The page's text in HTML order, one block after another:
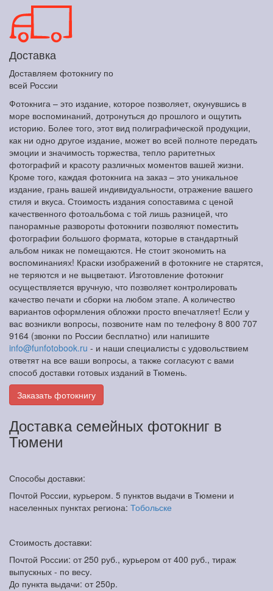
Доставка
Доставляем фотокнигу по
всей России
Фотокнига – это издание, которое позволяет, окунувшись в
море воспоминаний, дотронуться до прошлого и ощутить
историю. Более того, этот вид полиграфической продукции,
как ни одно другое издание, может во всей полноте передать
эмоции и значимость торжества, тепло раритетных
фотографий и красоту различных моментов вашей жизни.
Кроме того, каждая фотокнига на заказ – это уникальное
издание, грань вашей индивидуальности, отражение вашего
стиля и вкуса. Стоимость издания сопоставима с ценой
качественного фотоальбома с той лишь разницей, что
панорамные развороты фотокниги позволяют поместить
фотографии большого формата, которые в стандартный
альбом никак не помещаются. Не стоит экономить на
воспоминаниях! Краски изображений в фотокниге не старятся,
не теряются и не выцветают. Изготовление фотокниг
осуществляется вручную, что позволяет контролировать
качество печати и сборки на любом этапе. А количество
вариантов оформления обложки просто впечатляет! Если у
вас возникли вопросы, позвоните нам по телефону 8 800 707
9164 (звонки по России бесплатно) или напишите
info@funfotobook.ru - и наши специалисты с удовольствием
ответят на все ваши вопросы, а также согласуют с вами
способ доставки готовых изданий в Тюмень.
Заказать фотокнигу
Доставка семейных фотокниг в
Тюмени
Способы доставки:
Почтой России, курьером. 5 пунктов выдачи в Тюмени и
населенных пунктах региона: Тобольске
Стоимость доставки:
Почтой России: от 250 руб., курьером от 400 руб., тираж
выпускных - по весу.
До пункта выдачи: от 250р.